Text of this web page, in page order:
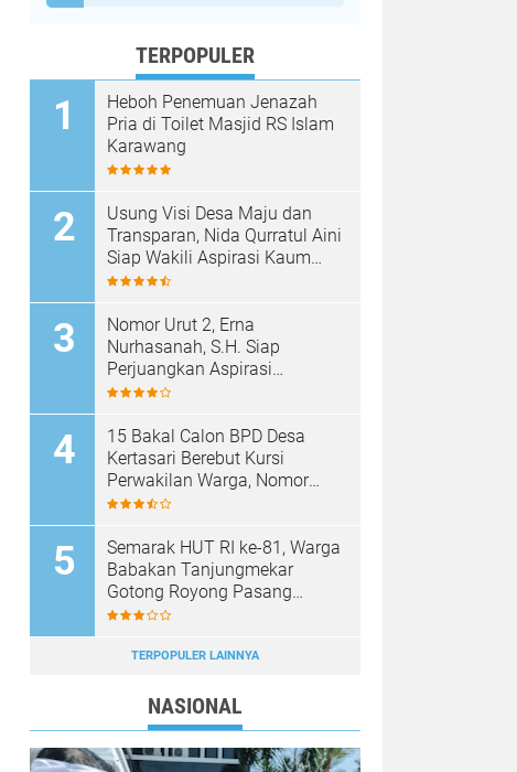
TERPOPULER
Heboh Penemuan Jenazah
Pria di Toilet Masjid RS Islam
Karawang
Usung Visi Desa Maju dan
Transparan, Nida Qurratul Aini
Siap Wakili Aspirasi Kaum
Perempuan di BPD Desa
Nomor Urut 2, Erna
Nurhasanah, S.H. Siap
Perjuangkan Aspirasi
Perempuan di BPD Desa
15 Bakal Calon BPD Desa
Kertasari Berebut Kursi
Perwakilan Warga, Nomor
Urut Resmi Diundi
Semarak HUT RI ke-81, Warga
Babakan Tanjungmekar
Gotong Royong Pasang
Umbul-Umbul Merah Putih
TERPOPULER LAINNYA
NASIONAL